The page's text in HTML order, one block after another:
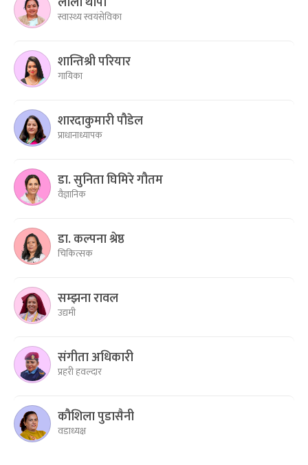
स्वास्थ्य स्वयंसेविका
शान्तिश्री परियार
गायिका
शारदाकुमारी पौडेल
प्राधानाध्यापक
डा. सुनिता घिमिरे गौतम
वैज्ञानिक
डा. कल्पना श्रेष्ठ
चिकित्सक
सम्झना रावल
उद्यमी
संगीता अधिकारी
प्रहरी हवल्दार
कौशिला पुडासैनी
वडाध्यक्ष